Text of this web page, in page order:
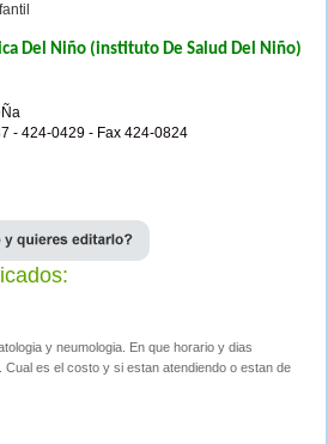
Del Niño (instituto De Salud Del Niño)
- 424-0429 - Fax 424-0824
y neumologia. En que horario y dias
Cual es el costo y si estan atendiendo o estan de